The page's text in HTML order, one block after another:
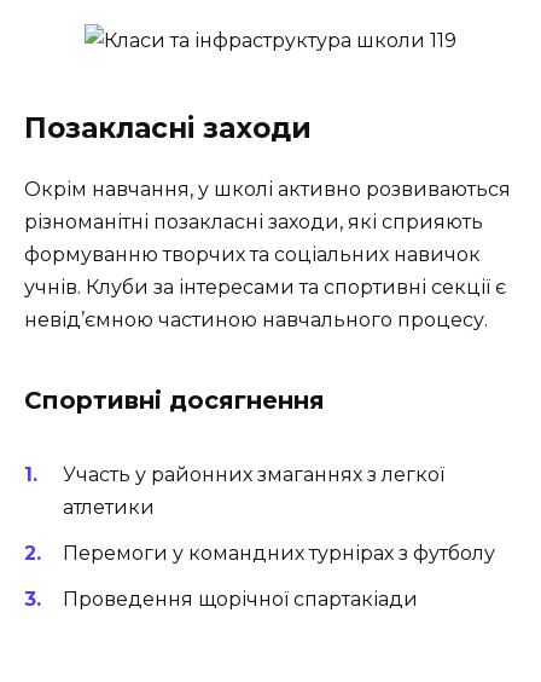
Позакласні заходи
Окрім навчання, у школі активно розвиваються
різноманітні позакласні заходи, які сприяють
формуванню творчих та соціальних навичок
учнів. Клуби за інтересами та спортивні секції є
невід’ємною частиною навчального процесу.
Спортивні досягнення
Участь у районних змаганнях з легкої
атлетики
Перемоги у командних турнірах з футболу
Проведення щорічної спартакіади